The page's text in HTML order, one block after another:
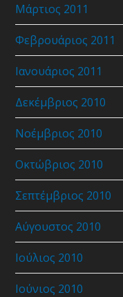
Μάρτιος 2011
Φεβρουάριος 2011
Ιανουάριος 2011
Δεκέμβριος 2010
Νοέμβριος 2010
Οκτώβριος 2010
Σεπτέμβριος 2010
Αύγουστος 2010
Ιούλιος 2010
Ιούνιος 2010